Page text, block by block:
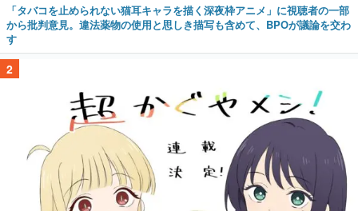
「タバコを止められない猫耳キャラを描く深夜枠アニメ」に視聴者の一部
から批判意見。違法薬物の使用と思しき描写も含めて、BPOが議論を交わ
す
2